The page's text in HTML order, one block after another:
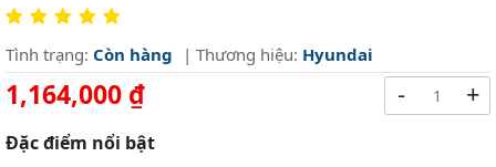
Tình trạng: Còn hàng | Thương hiệu: Hyundai
1,164,000 ₫
Đặc điểm nổi bật
- +